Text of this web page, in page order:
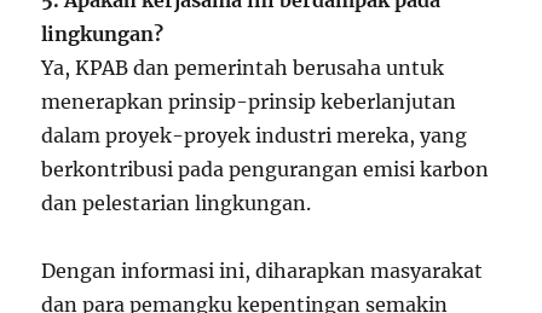
lingkungan?
Ya, KPAB dan pemerintah berusaha untuk
menerapkan prinsip-prinsip keberlanjutan
dalam proyek-proyek industri mereka, yang
berkontribusi pada pengurangan emisi karbon
dan pelestarian lingkungan.
Dengan informasi ini, diharapkan masyarakat
dan para pemangku kepentingan semakin